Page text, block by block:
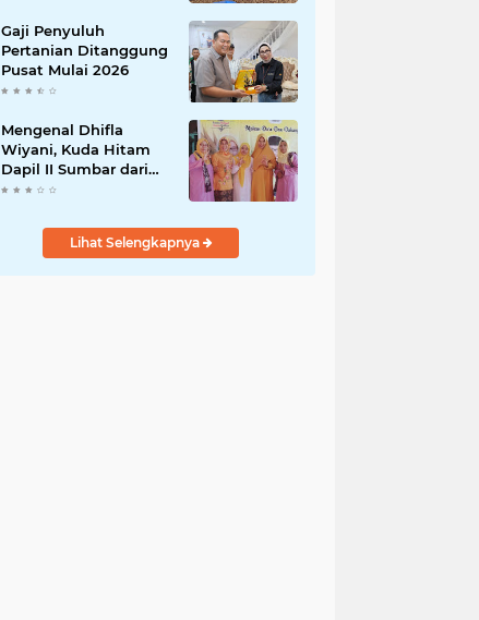
Gaji Penyuluh
Pertanian Ditanggung
Pusat Mulai 2026
Mengenal Dhifla
Wiyani, Kuda Hitam
Dapil II Sumbar dari
Golkar
Lihat Selengkapnya